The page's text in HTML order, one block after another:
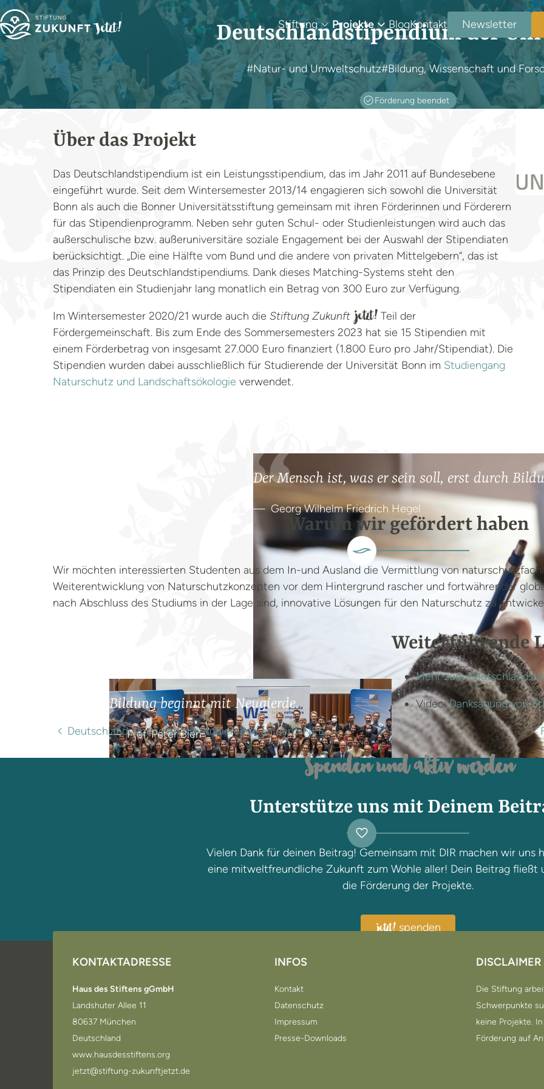
Stiftung Projekte BlogKontakt Newsletter
Deutschlandstipendium der
#Natur- und Umweltschutz#Bildung, Wissenschaft und
Förderung beendet
Über das Projekt
Das Deutschlandstipendium ist ein Leistungsstipendium, das im Jahr 2011 auf Bundesebene
eingeführt wurde. Seit dem Wintersemester 2013/14 engagieren sich sowohl die Universität
Bonn als auch die Bonner Universitätsstiftung gemeinsam mit ihren Förderinnen und Förderern
für das Stipendienprogramm. Neben sehr guten Schul- oder Studienleistungen wird auch das
außerschulische bzw. außeruniversitäre soziale Engagement bei der Auswahl der Stipendiaten
berücksichtigt. „Die eine Hälfte vom Bund und die andere von privaten Mittelgebern“, das ist
das Prinzip des Deutschlandstipendiums. Dank dieses Matching-Systems steht den
Stipendiaten ein Studienjahr lang monatlich ein Betrag von 300 Euro zur Verfügung.
Im Wintersemester 2020/21 wurde auch die Stiftung Zukunft jetzt! Teil der
Fördergemeinschaft. Bis zum Ende des Sommersemesters 2023 hat sie 15 Stipendien mit
einem Förderbetrag von insgesamt 27.000 Euro finanziert (1.800 Euro pro Jahr/Stipendiat). Die
Stipendien wurden dabei ausschließlich für Studierende der Universität Bonn im Studiengang
Naturschutz und Landschaftsökologie verwendet.
Der Mensch ist, was er sein soll, erst durch
Georg Wilhelm Friedrich Hegel
Warum wir gefördert haben
Wir möchten interessierten Studenten aus dem In-und Ausland die Vermittlung von
Weiterentwicklung von Naturschutzkonzepten vor dem Hintergrund rascher und fortwährender
nach Abschluss des Studiums in der Lage sind, innovative Lösungen für den Naturschutz zu
Bildung beginnt mit Neugierde.
Prof. Peter Bieri
Weiterführende
Mehr zum
Video:Danksagung von
Deutschlandstipendien für Studierende an der HNEE
Spenden und aktiv werden
Unterstütze uns mit Deinem
Vielen Dank für deinen Beitrag! Gemeinsam mit DIR machen wir uns
eine mitweltfreundliche Zukunft zum Wohle aller! Dein Beitrag fließt
die Förderung der Projekte.
jetzt! spenden
KONTAKTADRESSE
Haus des Stiftens gGmbH
Landshuter Allee 11
80637 München
Deutschland
www.hausdesstiftens.org
jetzt@stiftung-zukunftjetzt.de
INFOS
Kontakt
Datenschutz
Impressum
Presse-Downloads
DISCLAIMER
Die Stiftung
Schwerpunkte
keine Projekte.
Förderung auf